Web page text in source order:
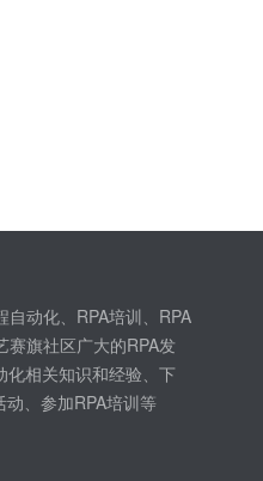
动化、RPA培训、RPA
赛旗社区广大的RPA发
化相关知识和经验、下
、参加RPA培训等